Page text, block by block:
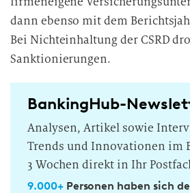
dann ebenso mit dem
Bei Nichteinhaltung der CSRD
Sanktionierungen.
BankingHub-
Analysen, Artikel sowie
Trends und Innovationen im
3 Wochen direkt in Ihr
9.000+Personen haben sich